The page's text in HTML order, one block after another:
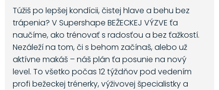
Túžiš po lepšej kondícii, čistej hlave a behu bez
trápenia? V Supershape BEŽECKEJ VÝZVE ťa
naučíme, ako trénovať s radosťou a bez ťažkostí.
Nezáleží na tom, či s behom začínaš, alebo už
aktívne makáš – náš plán ťa posunie na nový
level. To všetko počas 12 týždňov pod vedením
profi bežeckej trénerky, výživovej špecialistky a